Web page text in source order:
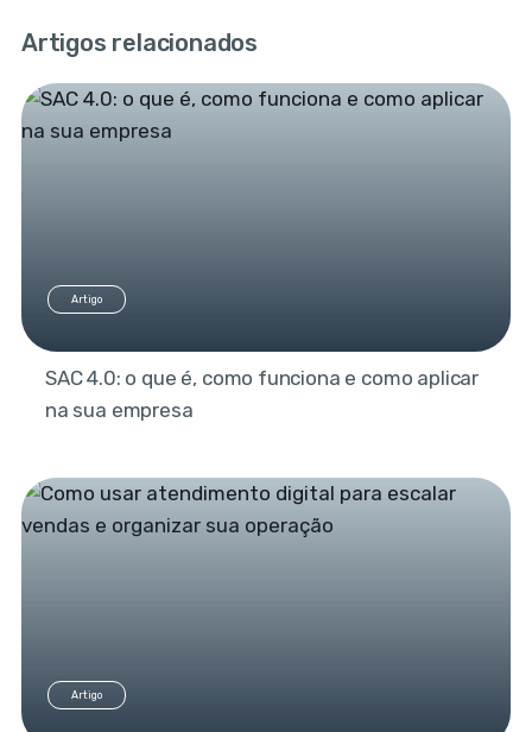
Artigos relacionados
Artigo
SAC 4.0: o que é, como funciona e como aplicar
na sua empresa
Artigo